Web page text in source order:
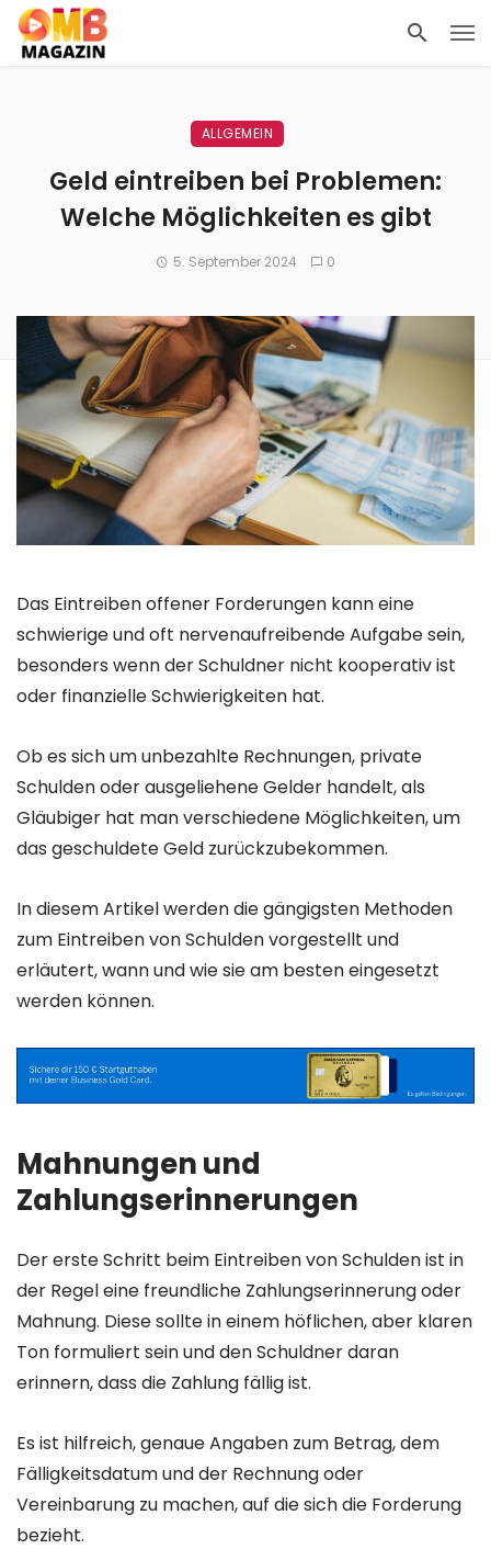
ALLGEMEIN
Geld eintreiben bei Problemen:
Welche Möglichkeiten es gibt
5. September 2024 0
Das Eintreiben offener Forderungen kann eine
schwierige und oft nervenaufreibende Aufgabe sein,
besonders wenn der Schuldner nicht kooperativ ist
oder finanzielle Schwierigkeiten hat.
Ob es sich um unbezahlte Rechnungen, private
Schulden oder ausgeliehene Gelder handelt, als
Gläubiger hat man verschiedene Möglichkeiten, um
das geschuldete Geld zurückzubekommen.
In diesem Artikel werden die gängigsten Methoden
zum Eintreiben von Schulden vorgestellt und
erläutert, wann und wie sie am besten eingesetzt
werden können.
Mahnungen und
Zahlungserinnerungen
Der erste Schritt beim Eintreiben von Schulden ist in
der Regel eine freundliche Zahlungserinnerung oder
Mahnung. Diese sollte in einem höflichen, aber klaren
Ton formuliert sein und den Schuldner daran
erinnern, dass die Zahlung fällig ist.
Es ist hilfreich, genaue Angaben zum Betrag, dem
Fälligkeitsdatum und der Rechnung oder
Vereinbarung zu machen, auf die sich die Forderung
bezieht.